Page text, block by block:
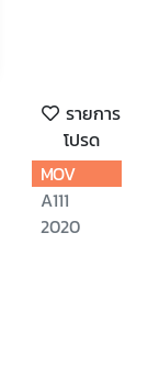
รายการ
โปรด
MOV
A111
2020